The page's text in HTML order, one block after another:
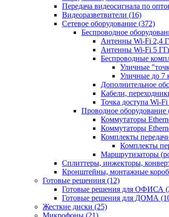
Передача видеосигнала по
Видеоразветвители (16)
Сетевое оборудование (372)
Беспроводное
Антенны Wi-Fi 2,4
Антенны Wi-Fi 5
Беспроводные
Уличные
Уличные до 7
Дополнительное
Кабели,
Точка доступа Wi-Fi
Проводное оборудование
Коммутаторы
Коммутаторы
Комплекты
Комплекты
Маршрутизаторы
Сплиттеры, инжекторы,
Кронштейны, монтажные
Готовые решениия (12)
Готовые решения для ОФИСА
Готовые решения для ДОМА
Жесткие диски (25)
Микрофоны (21)